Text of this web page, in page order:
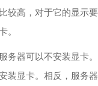
较高，对于它的显示
。
务器可以不安装显卡
装显卡。相反，服务